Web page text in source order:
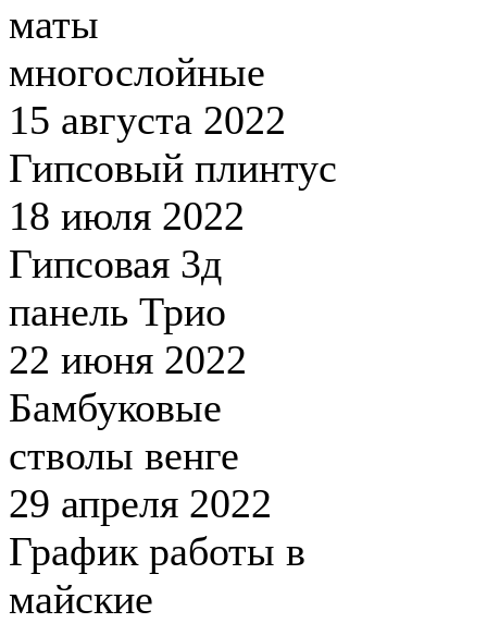
маты
многослойные
15 августа 2022
Гипсовый плинтус
18 июля 2022
Гипсовая 3д
панель Трио
22 июня 2022
Бамбуковые
стволы венге
29 апреля 2022
График работы в
майские